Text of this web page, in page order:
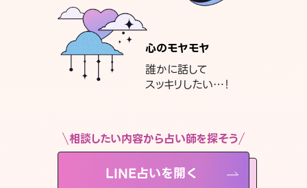
心のモヤモヤ
誰かに話して
スッキリしたい…！
相談したい内容から占い師を探そう
LINE占いを開く